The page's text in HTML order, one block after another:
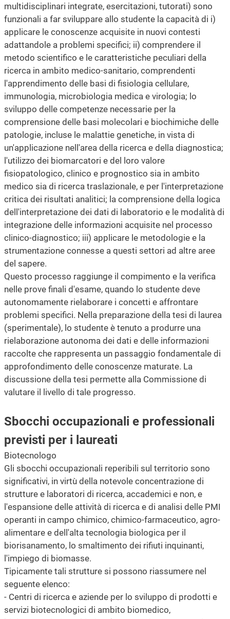
multidisciplinari integrate, esercitazioni, tutorati) sono
funzionali a far sviluppare allo studente la capacità di i)
applicare le conoscenze acquisite in nuovi contesti
adattandole a problemi specifici; ii) comprendere il
metodo scientifico e le caratteristiche peculiari della
ricerca in ambito medico-sanitario, comprendenti
l'apprendimento delle basi di fisiologia cellulare,
immunologia, microbiologia medica e virologia; lo
sviluppo delle competenze necessarie per la
comprensione delle basi molecolari e biochimiche delle
patologie, incluse le malattie genetiche, in vista di
un'applicazione nell'area della ricerca e della diagnostica;
l'utilizzo dei biomarcatori e del loro valore
fisiopatologico, clinico e prognostico sia in ambito
medico sia di ricerca traslazionale, e per l'interpretazione
critica dei risultati analitici; la comprensione della logica
dell'interpretazione dei dati di laboratorio e le modalità di
integrazione delle informazioni acquisite nel processo
clinico-diagnostico; iii) applicare le metodologie e la
strumentazione connesse a questi settori ad altre aree
del sapere.
Questo processo raggiunge il compimento e la verifica
nelle prove finali d'esame, quando lo studente deve
autonomamente rielaborare i concetti e affrontare
problemi specifici. Nella preparazione della tesi di laurea
(sperimentale), lo studente è tenuto a produrre una
rielaborazione autonoma dei dati e delle informazioni
raccolte che rappresenta un passaggio fondamentale di
approfondimento delle conoscenze maturate. La
discussione della tesi permette alla Commissione di
valutare il livello di tale progresso.
Sbocchi occupazionali e professionali
previsti per i laureati
Biotecnologo
Gli sbocchi occupazionali reperibili sul territorio sono
significativi, in virtù della notevole concentrazione di
strutture e laboratori di ricerca, accademici e non, e
l'espansione delle attività di ricerca e di analisi delle PMI
operanti in campo chimico, chimico-farmaceutico, agro-
alimentare e dell'alta tecnologia biologica per il
biorisanamento, lo smaltimento dei rifiuti inquinanti,
l'impiego di biomasse.
Tipicamente tali strutture si possono riassumere nel
seguente elenco:
- Centri di ricerca e aziende per lo sviluppo di prodotti e
servizi biotecnologici di ambito biomedico,